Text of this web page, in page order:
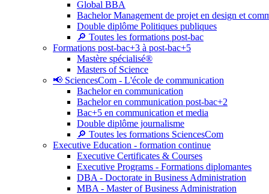
Global BBA
Bachelor Management de projet en design et
Double diplôme Politiques publiques
🔎 Toutes les formations post-bac
Formations post-bac+3 à post-bac+5
Mastère spécialisé®
Masters of Science
📢 SciencesCom - L'école de communication
Bachelor en communication
Bachelor en communication post-bac+2
Bac+5 en communication et media
Double diplôme journalisme
🔎 Toutes les formations SciencesCom
Executive Education - formation continue
Executive Certificates & Courses
Executive Programs - Formations diplomantes
DBA - Doctorate in Business Administration
MBA - Master of Business Administration